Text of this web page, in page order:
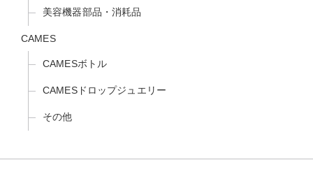
美容機器部品・消耗品
CAMES
CAMESボトル
CAMESドロップジュエリー
その他